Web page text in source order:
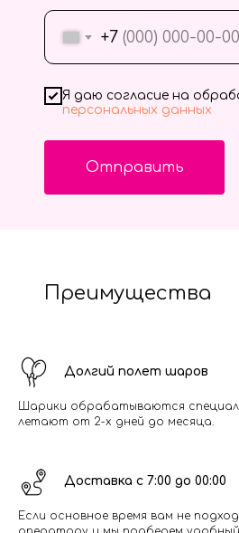
+7
Я даю согласие на
персональных данных
Отправить
Преимущества
Долгий полет шаров
Шарики обрабатываются
летают от 2-х дней до месяца.
Доставка с 7:00 до 00:00
Если основное время вам не